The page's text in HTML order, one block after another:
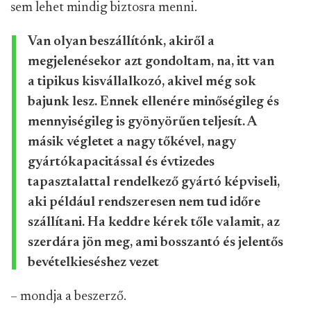
sem lehet mindig biztosra menni.
Van olyan beszállítónk, akiről a
megjelenésekor azt gondoltam, na, itt van
a tipikus kisvállalkozó, akivel még sok
bajunk lesz. Ennek ellenére minőségileg és
mennyiségileg is gyönyörűen teljesít. A
másik végletet a nagy tőkével, nagy
gyártókapacitással és évtizedes
tapasztalattal rendelkező gyártó képviseli,
aki például rendszeresen nem tud időre
szállítani. Ha keddre kérek tőle valamit, az
szerdára jön meg, ami bosszantó és jelentős
bevételkieséshez vezet
– mondja a beszerző.